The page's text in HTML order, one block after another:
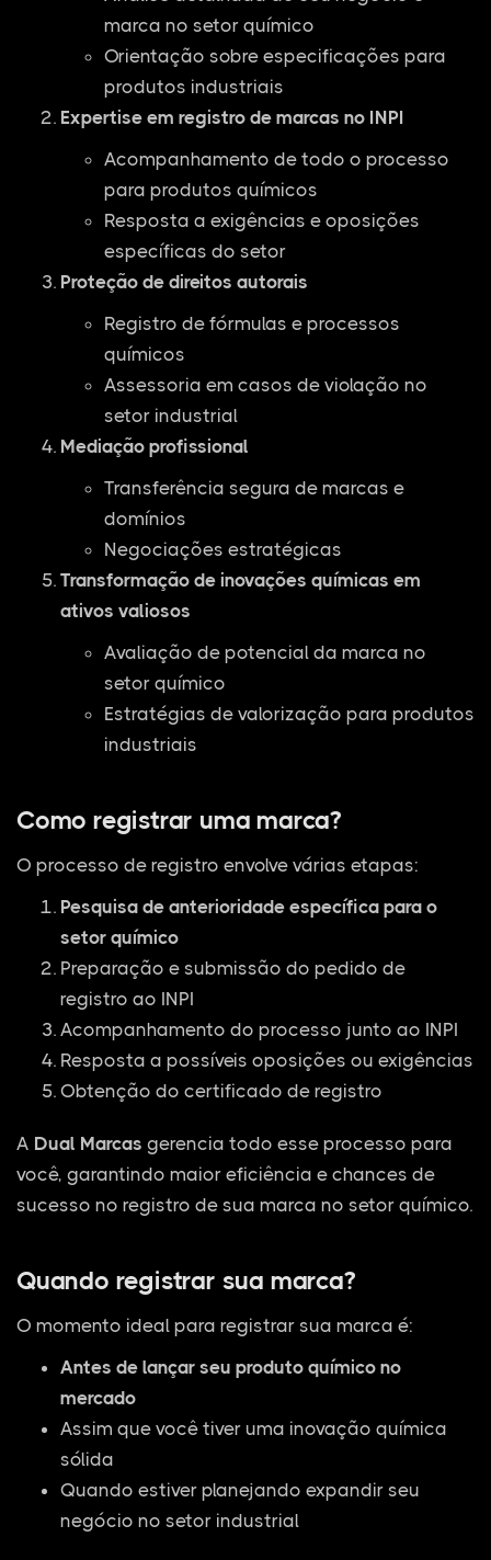
marca no setor químico
Orientação sobre especificações para
produtos industriais
Expertise em registro de marcas no INPI
Acompanhamento de todo o processo
para produtos químicos
Resposta a exigências e oposições
específicas do setor
Proteção de direitos autorais
Registro de fórmulas e processos
químicos
Assessoria em casos de violação no
setor industrial
Mediação profissional
Transferência segura de marcas e
domínios
Negociações estratégicas
Transformação de inovações químicas em
ativos valiosos
Avaliação de potencial da marca no
setor químico
Estratégias de valorização para produtos
industriais
Como registrar uma marca?
O processo de registro envolve várias etapas:
Pesquisa de anterioridade específica para o
setor químico
Preparação e submissão do pedido de
registro ao INPI
Acompanhamento do processo junto ao INPI
Resposta a possíveis oposições ou exigências
Obtenção do certificado de registro
A Dual Marcas gerencia todo esse processo para
você, garantindo maior eficiência e chances de
sucesso no registro de sua marca no setor químico.
Quando registrar sua marca?
O momento ideal para registrar sua marca é:
Antes de lançar seu produto químico no
mercado
Assim que você tiver uma inovação química
sólida
Quando estiver planejando expandir seu
negócio no setor industrial